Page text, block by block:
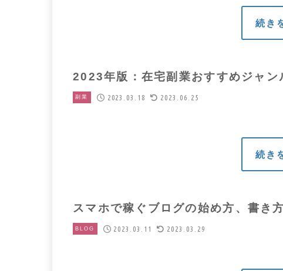
続き
2023年版：在宅副業おすすめジャン
副業 2023.03.18 2023.06.25
続き
スマホで稼ぐブログの始め方、書き
BLOG 2023.03.11 2023.03.29